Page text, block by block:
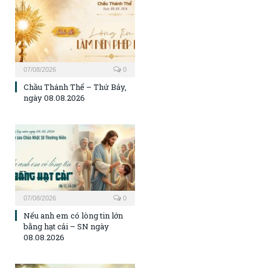
07/08/2026 0
Chầu Thánh Thể – Thứ Bảy,
ngày 08.08.2026
07/08/2026 0
Nếu anh em có lòng tin lớn
bằng hạt cải – SN ngày
08.08.2026